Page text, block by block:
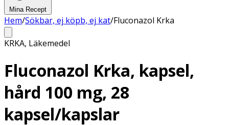
Mina Recept
Hem/Sökbar, ej köpb, ej kat/Fluconazol Krka
KRKA, Läkemedel
Fluconazol Krka, kapsel,
hård 100 mg, 28
kapsel/kapslar